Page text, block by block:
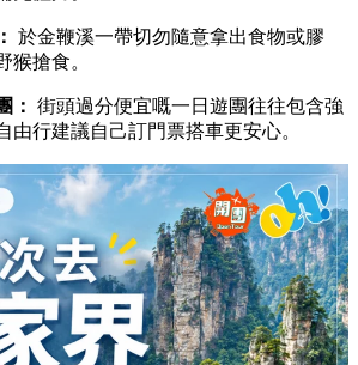
於金鞭溪一帶切勿隨意拿出食物或膠
猴搶食。
： 街頭過分便宜嘅一日遊團往往包含強
由行建議自己訂門票搭車更安心。